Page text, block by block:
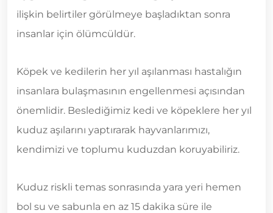
ilişkin belirtiler görülmeye başladıktan sonra
insanlar için ölümcüldür.
Köpek ve kedilerin her yıl aşılanması hastalığın
insanlara bulaşmasının engellenmesi açısından
önemlidir. Beslediğimiz kedi ve köpeklere her yıl
kuduz aşılarını yaptırarak hayvanlarımızı,
kendimizi ve toplumu kuduzdan koruyabiliriz.
Kuduz riskli temas sonrasında yara yeri hemen
bol su ve sabunla en az 15 dakika süre ile